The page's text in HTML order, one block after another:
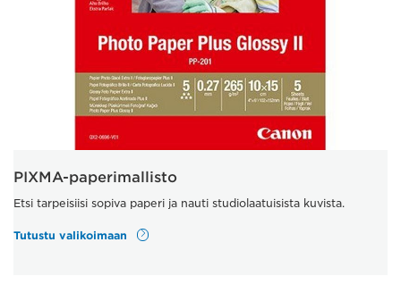
PIXMA-paperimallisto
Etsi tarpeisiisi sopiva paperi ja nauti studiolaatuisista kuvista.
Tutustu valikoimaan